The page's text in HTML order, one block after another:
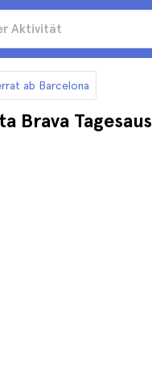
ab Barcelona
Brava